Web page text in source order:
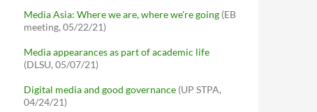
Media Asia: Where we are, where we're going (EB
meeting, 05/22/21)
Media appearances as part of academic life
(DLSU, 05/07/21)
Digital media and good governance (UP STPA,
04/24/21)